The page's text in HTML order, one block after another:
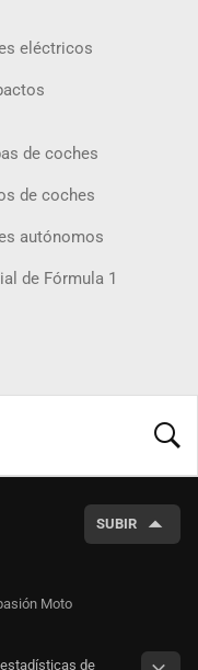
eléctricos
de coches
de coches
autónomos
de Fórmula 1
SUBIR
Moto
de